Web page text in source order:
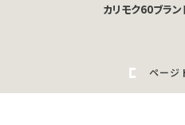
カリモク60ブラン
ページ